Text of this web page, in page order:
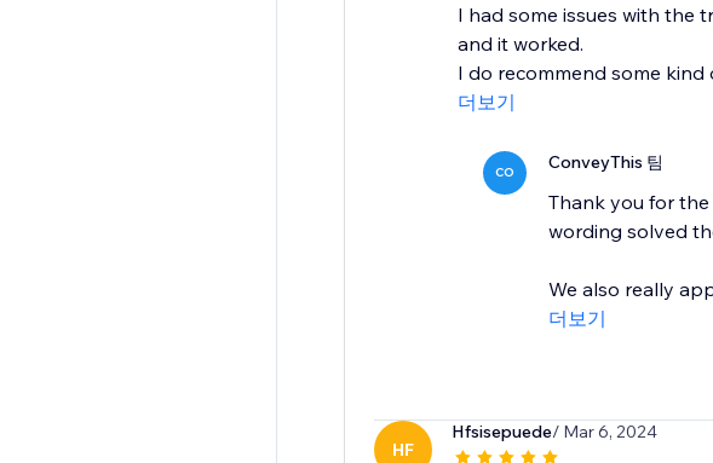
I had some issues with the
and it worked.
I do recommend some
더보기
CO ConveyThis 팀
Thank you for
wording solved
We also really
더보기
HF
Hfsisepuede/ Mar 6, 2024